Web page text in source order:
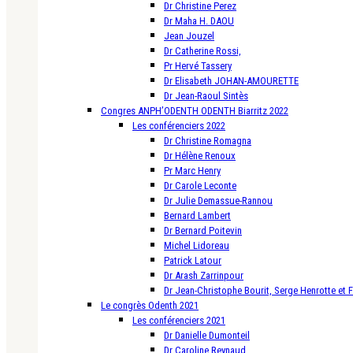
Dr Christine Perez
Dr Maha H. DAOU
Jean Jouzel
Dr Catherine Rossi,
Pr Hervé Tassery
Dr Elisabeth JOHAN-AMOURETTE
Dr Jean-Raoul Sintès
Congres ANPH’ODENTH ODENTH Biarritz 2022
Les conférenciers 2022
Dr Christine Romagna
Dr Hélène Renoux
Pr Marc Henry
Dr Carole Leconte
Dr Julie Demassue-Rannou
Bernard Lambert
Dr Bernard Poitevin
Michel Lidoreau
Patrick Latour
Dr Arash Zarrinpour
Dr Jean-Christophe Bourit, Serge Henrotte et
Le congrès Odenth 2021
Les conférenciers 2021
Dr Danielle Dumonteil
Dr Caroline Reynaud